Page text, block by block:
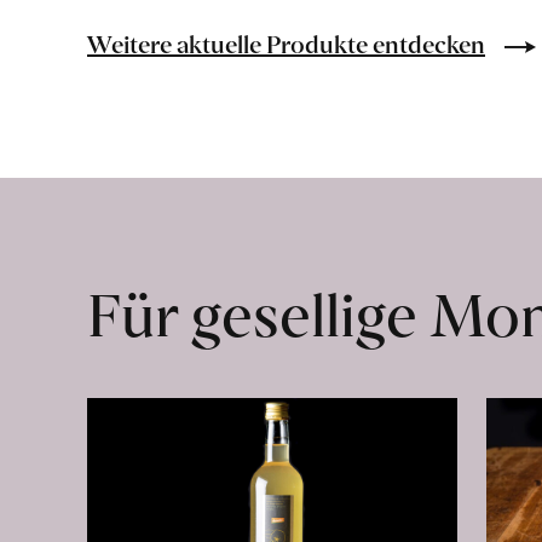
«Perciasacchi»
Weitere aktuelle Produkte entdecken
Für gesellige